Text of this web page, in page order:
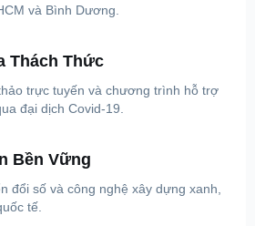
và Bình Dương.
Thách Thức
trực tuyến và chương trình hỗ trợ
đại dịch Covid-19.
Bền Vững
đổi số và công nghệ xây dựng xanh,
tế.